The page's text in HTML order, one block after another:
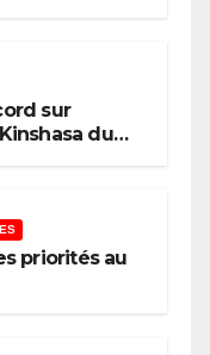
sur
du
de
priorités au